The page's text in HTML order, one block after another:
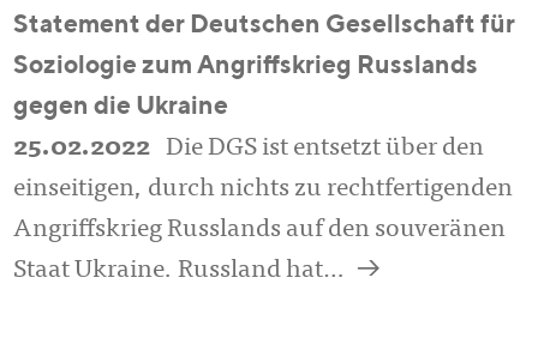
Statement der Deutschen Gesellschaft für
Soziologie zum Angriffskrieg Russlands
gegen die Ukraine
25.02.2022
Die DGS ist entsetzt über den
einseitigen, durch nichts zu rechtfertigenden
Angriffskrieg Russlands auf den souveränen
Staat Ukraine. Russland hat…
a